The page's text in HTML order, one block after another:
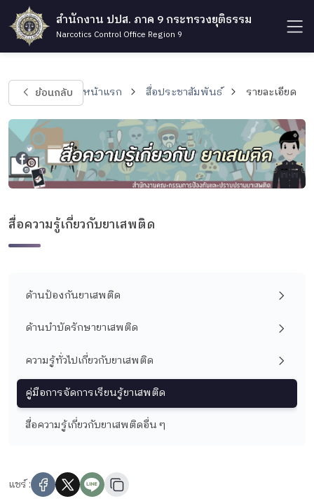
สำนักงาน ปปส. ภาค 9 กระทรวงยุติธรรม
Narcotics Control Office Region 9
ย้อนกลับ หน้าแรก สื่อประชาสัมพันธ์ รายละเอียด
สื่อความรู้เกี่ยวกับยาเสพติด
ด้านป้องกันยาเสพติด
ด้านบำบัดรักษายาเสพติด
ความรู้ทั่วไปเกี่ยวกับยาเสพติด
คู่มือการจัดการเรียนรู้ยาเสพติด
สื่อความรู้เกี่ยวกับยาเสพติดอื่น ๆ
แชร์ :